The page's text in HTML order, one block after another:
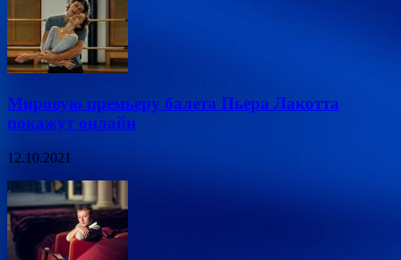
Мировую премьеру балета Пьера Лакотта
покажут онлайн
12.10.2021